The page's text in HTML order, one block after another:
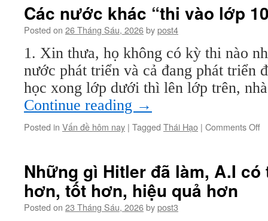
Các nước khác “thi vào lớp
Posted on 26 Tháng Sáu, 2026bypost4
1. Xin thưa, họ không có kỳ thi nào
nước phát triển và cả đang phát triển
học xong lớp dưới thì lên lớp trên,
Continue reading →
Posted in Vấn đề hôm nay | Tagged Thái Hạo | Comments Off
Những gì Hitler đã làm, A.I có
hơn, tốt hơn, hiệu quả hơn
Posted on 23 Tháng Sáu, 2026bypost3